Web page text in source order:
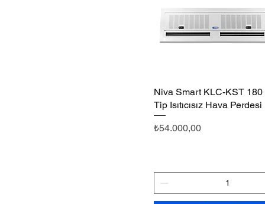
Hızlı Bakış
Niva Smart KLC-KST 180
Tip Isıtıcısız Hava Perdesi
Fiyat
₺54.000,00